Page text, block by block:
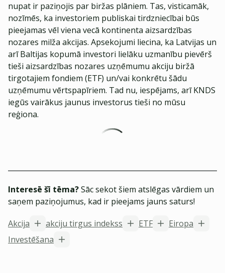
nupat ir paziņojis par biržas plāniem. Tas, visticamāk,
nozīmēs, ka investoriem publiskai tirdzniecībai būs
pieejamas vēl viena vecā kontinenta aizsardzības
nozares milža akcijas. Apsekojumi liecina, ka Latvijas un
arī Baltijas kopumā investori lielāku uzmanību pievērš
tieši aizsardzības nozares uzņēmumu akciju biržā
tirgotajiem fondiem (ETF) un/vai konkrētu šādu
uzņēmumu vērtspapīriem. Tad nu, iespējams, arī KNDS
iegūs vairākus jaunus investorus tieši no mūsu
reģiona.
Interesē šī tēma?Sāc sekot šiem atslēgas vārdiem un
saņem paziņojumus, kad ir pieejams jauns saturs!
Akcija
akciju tirgus indekss ETF
Eiropa
Investēšana